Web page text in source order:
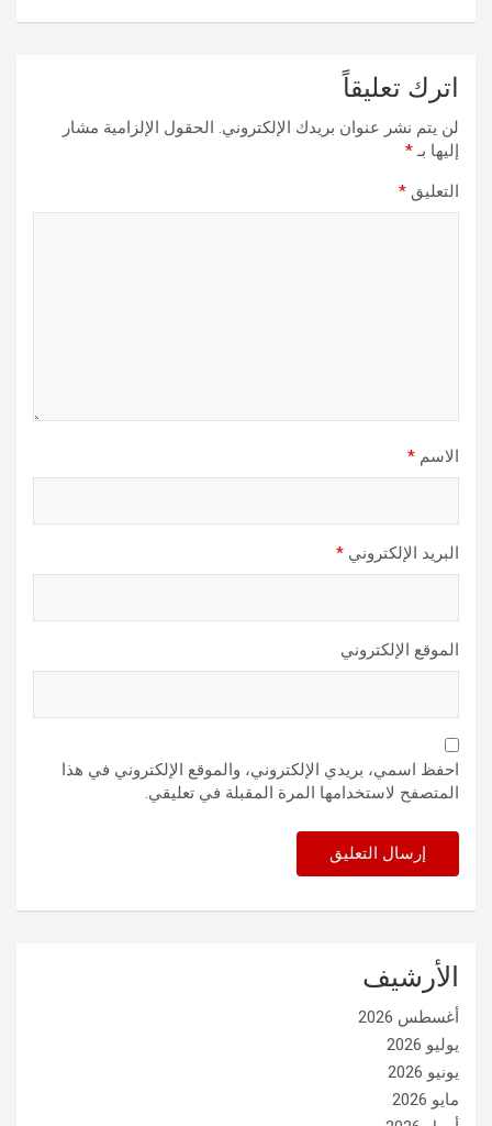
اترك تعليقاً
لن يتم نشر عنوان بريدك الإلكتروني. الحقول الإلزامية مشار
إليها بـ*
التعليق *
الاسم *
البريد الإلكتروني *
الموقع الإلكتروني
احفظ اسمي، بريدي الإلكتروني، والموقع الإلكتروني في هذا
المتصفح لاستخدامها المرة المقبلة في تعليقي.
الأرشيف
أغسطس 2026
يوليو 2026
يونيو 2026
مايو 2026